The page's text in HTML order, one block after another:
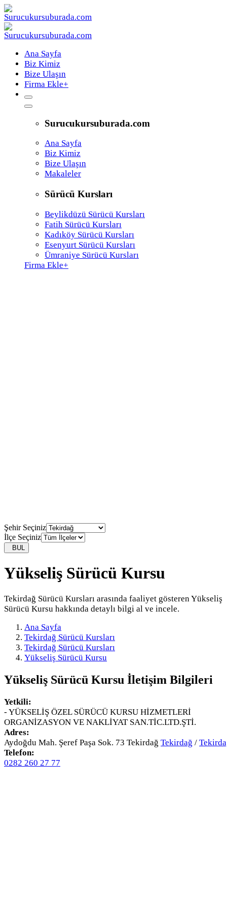
Ana Sayfa
Biz Kimiz
Bize Ulaşın
Firma Ekle+
Surucukursuburada.com
Ana Sayfa
Biz Kimiz
Bize Ulaşın
Makaleler
Sürücü Kursları
Beylikdüzü Sürücü Kursları
Fatih Sürücü Kursları
Kadıköy Sürücü Kursları
Esenyurt Sürücü Kursları
Ümraniye Sürücü Kursları
Firma Ekle+
Şehir Seçiniz
İlçe Seçiniz
BUL
Yükseliş Sürücü Kursu
Tekirdağ Sürücü Kursları arasında faaliyet gösteren Yükseliş
Sürücü Kursu hakkında detaylı bilgi al ve incele.
Ana Sayfa
Tekirdağ Sürücü Kursları
Tekirdağ Sürücü Kursları
Yükseliş Sürücü Kursu
Yükseliş Sürücü Kursu İletişim Bilgileri
Yetkili:
- YÜKSELİŞ ÖZEL SÜRÜCÜ KURSU HİZMETLERİ
ORGANİZASYON VE NAKLİYAT SAN.TİC.LTD.ŞTİ.
Adres:
Aydoğdu Mah. Şeref Paşa Sok. 73 Tekirdağ Tekirdağ /
Telefon:
0282 260 27 77